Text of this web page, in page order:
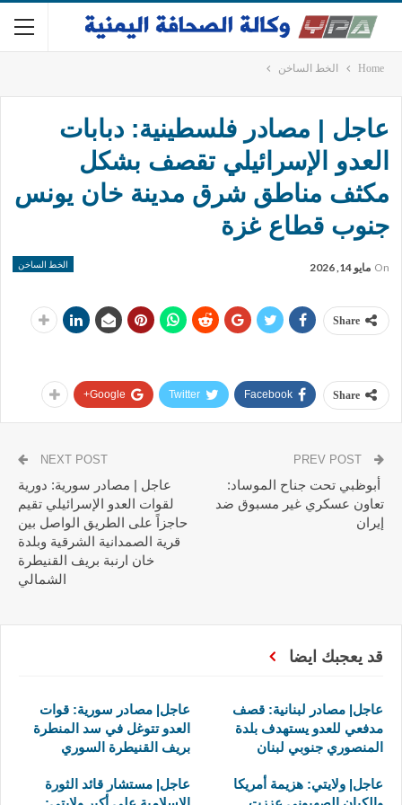
Home الخط الساخن
عاجل | مصادر فلسطينية: دبابات
العدو الإسرائيلي تقصف بشكل
مكثف مناطق شرق مدينة خان يونس
جنوب قطاع غزة
الخط الساخن On مايو 14, 2026
Share
Share
Facebook
Twitter
Google+
أبوظبي تحت جناح الموساد:
تعاون عسكري غير مسبوق ضد
إيران
NEXT POST
عاجل | مصادر سورية: دورية
لقوات العدو الإسرائيلي تقيم
حاجزاً على الطريق الواصل بين
قرية الصمدانية الشرقية وبلدة
خان ارنبة بريف القنيطرة
الشمالي
قد يعجبك ايضا
عاجل| مصادر لبنانية: قصف
مدفعي للعدو يستهدف بلدة
المنصوري جنوبي لبنان
عاجل| مصادر سورية: قوات
العدو تتوغل في سد المنطرة
بريف القنيطرة السوري
عاجل| ولايتي: هزيمة أمريكا
عاجل| مستشار قائد الثورة